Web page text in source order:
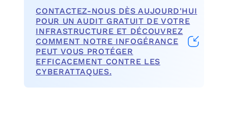
CONTACTEZ-NOUS DÈS AUJOURD'HUI
POUR UN AUDIT GRATUIT DE VOTRE
INFRASTRUCTURE ET DÉCOUVREZ
COMMENT NOTRE INFOGÉRANCE
PEUT VOUS PROTÉGER
EFFICACEMENT CONTRE LES
CYBERATTAQUES.